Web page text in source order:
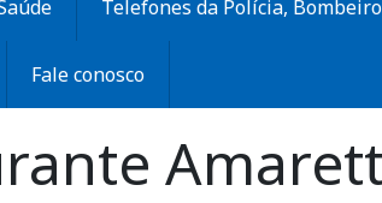
Telefones da Polícia,
Fale conosco